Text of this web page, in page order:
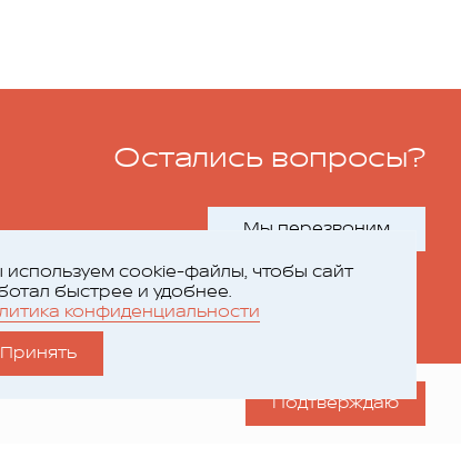
Остались вопросы?
Мы перезвоним
Подтверждаю
cookie-файлы, чтобы сайт
быстрее и удобнее.
конфиденциальности
Принять